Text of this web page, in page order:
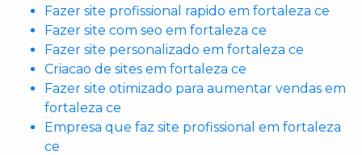
Fazer site profissional rapido em fortaleza ce
Fazer site com seo em fortaleza ce
Fazer site personalizado em fortaleza ce
Criacao de sites em fortaleza ce
Fazer site otimizado para aumentar vendas em
fortaleza ce
Empresa que faz site profissional em fortaleza
ce